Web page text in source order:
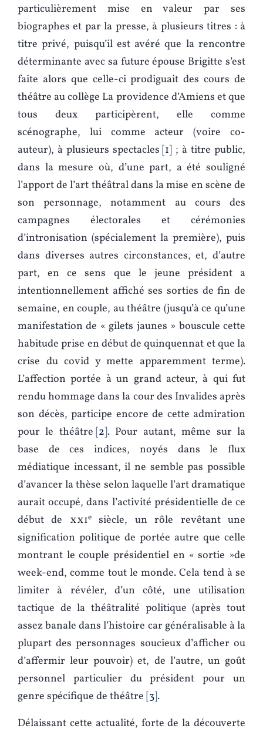
particulièrement mise en valeur par ses
biographes et par la presse, à plusieurs titres : à
titre privé, puisqu’il est avéré que la rencontre
déterminante avec sa future épouse Brigitte s’est
faite alors que celle-ci prodiguait des cours de
théâtre au collège La providence d’Amiens et que
tous deux participèrent, elle comme
scénographe, lui comme acteur (voire co-
auteur), à plusieurs spectacles 1 ; à titre public,
dans la mesure où, d’une part, a été souligné
l’apport de l’art théâtral dans la mise en scène de
son personnage, notamment au cours des
campagnes électorales et cérémonies
d’intronisation (spécialement la première), puis
dans diverses autres circonstances, et, d’autre
part, en ce sens que le jeune président a
intentionnellement affiché ses sorties de fin de
semaine, en couple, au théâtre (jusqu’à ce qu’une
manifestation de « gilets jaunes » bouscule cette
habitude prise en début de quinquennat et que la
crise du covid y mette apparemment terme).
L’affection portée à un grand acteur, à qui fut
rendu hommage dans la cour des Invalides après
son décès, participe encore de cette admiration
pour le théâtre 2 . Pour autant, même sur la
base de ces indices, noyés dans le flux
médiatique incessant, il ne semble pas possible
d’avancer la thèse selon laquelle l’art dramatique
aurait occupé, dans l’activité présidentielle de ce
début de xxiesiècle, un rôle revêtant une
signification politique de portée autre que celle
montrant le couple présidentiel en « sortie »de
week-end, comme tout le monde. Cela tend à se
limiter à révéler, d’un côté, une utilisation
tactique de la théâtralité politique (après tout
assez banale dans l’histoire car généralisable à la
plupart des personnages soucieux d’afficher ou
d’affermir leur pouvoir) et, de l’autre, un goût
personnel particulier du président pour un
genre spécifique de théâtre 3 .
Délaissant cette actualité, forte de la découverte